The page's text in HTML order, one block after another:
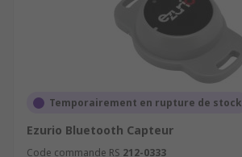
Temporairement en rupture de stock
Ezurio Bluetooth Capteur
Code commande RS 212-0333